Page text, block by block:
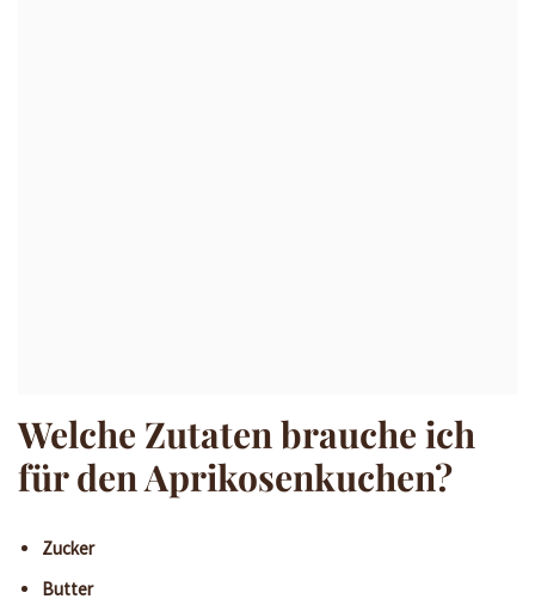
Welche Zutaten brauche ich
für den Aprikosenkuchen?
Zucker
Butter